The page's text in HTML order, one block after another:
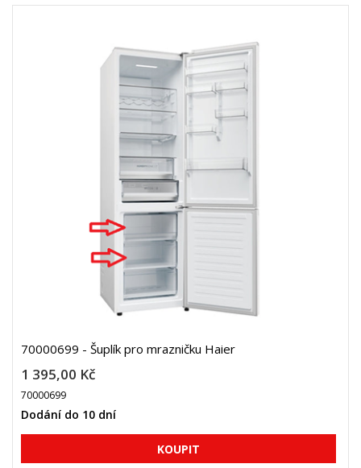
70000699 - Šuplík pro mrazničku Haier
1 395,00 Kč
70000699
Dodání do 10 dní